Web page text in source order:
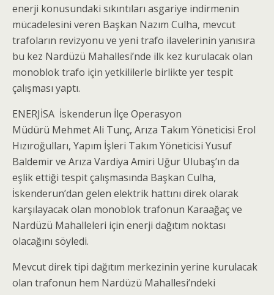
enerji konusundaki sıkıntıları asgariye indirmenin
mücadelesini veren Başkan Nazım Culha, mevcut
trafoların revizyonu ve yeni trafo ilavelerinin yanısıra
bu kez Nardüzü Mahallesi’nde ilk kez kurulacak olan
monoblok trafo için yetkililerle birlikte yer tespit
çalışması yaptı.
ENERJİSA İskenderun İlçe Operasyon
Müdürü Mehmet Ali Tunç, Arıza Takım Yöneticisi Erol
Hızıroğulları, Yapım İşleri Takım Yöneticisi Yusuf
Baldemir ve Arıza Vardiya Amiri Uğur Ulubaş’ın da
eşlik ettiği tespit çalışmasında Başkan Culha,
İskenderun’dan gelen elektrik hattını direk olarak
karşılayacak olan monoblok trafonun Karaağaç ve
Nardüzü Mahalleleri için enerji dağıtım noktası
olacağını söyledi.
Mevcut direk tipi dağıtım merkezinin yerine kurulacak
olan trafonun hem Nardüzü Mahallesi’ndeki